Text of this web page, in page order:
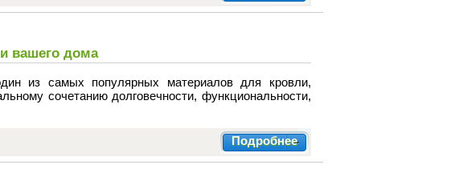
вашего дома
из самых популярных материалов для кровли,
сочетанию долговечности, функциональности,
Подробнее